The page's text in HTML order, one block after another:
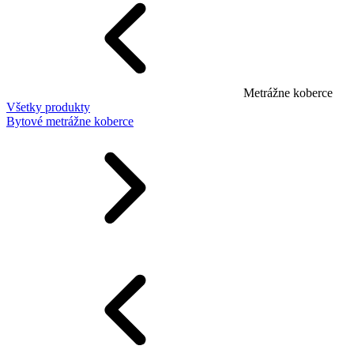
Metrážne koberce
Všetky produkty
Bytové metrážne koberce